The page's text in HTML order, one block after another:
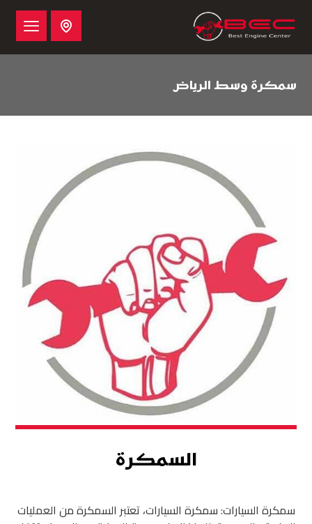
سمكرة وسط الرياض
السمكرة
سمكرة السيارات: سمكرة السيارات، تعتبر السمكرة من العمليات